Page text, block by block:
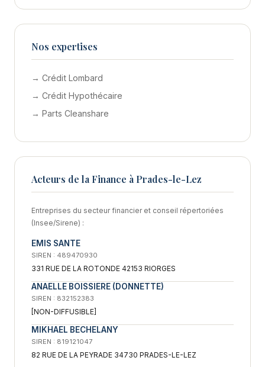
Nos expertises
→ Crédit Lombard
→ Crédit Hypothécaire
→ Parts Cleanshare
Acteurs de la Finance à Prades-le-Lez
Entreprises du secteur financier et conseil répertoriées
(Insee/Sirene) :
EMIS SANTE
SIREN : 489470930
331 RUE DE LA ROTONDE 42153 RIORGES
ANAELLE BOISSIERE (DONNETTE)
SIREN : 832152383
[NON-DIFFUSIBLE]
MIKHAEL BECHELANY
SIREN : 819121047
82 RUE DE LA PEYRADE 34730 PRADES-LE-LEZ